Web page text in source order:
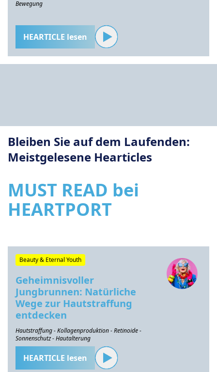
Bewegung
HEARTICLE lesen
Bleiben Sie auf dem Laufenden:
Meistgelesene Hearticles
MUST READ bei
HEARTPORT
Beauty & Eternal Youth
Geheimnisvoller
Jungbrunnen: Natürliche
Wege zur Hautstraffung
entdecken
Hautstraffung - Kollagenproduktion - Retinoide -
Sonnenschutz - Hautalterung
HEARTICLE lesen